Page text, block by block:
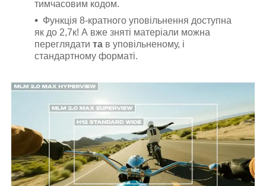
тимчасовим кодом.
Функція 8-кратного уповільнення доступна
як до 2,7к! А вже зняті матеріали можна
переглядати та в уповільненому, і
стандартному форматі.